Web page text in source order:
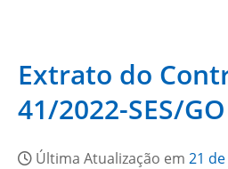
Extrato do
41/2022-SES/GO
Última Atualização em 21